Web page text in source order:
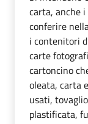
carta, anche
conferire
i contenitori
carte
cartoncino
oleata, carta
usati,
plastificata,